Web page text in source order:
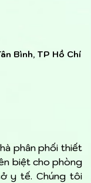
Bình, TP Hồ Chí
phân phối thiết
biệt cho phòng
y tế. Chúng tôi